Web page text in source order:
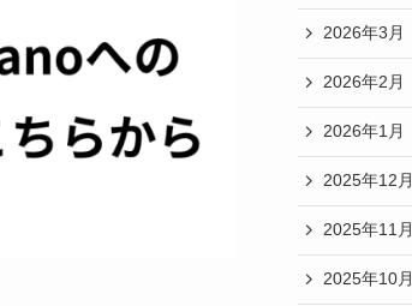
2026年3月
2026年2月
2026年1月
2025年12月
2025年11月
2025年10月